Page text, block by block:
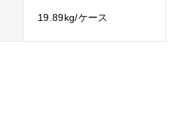
19.89kg/ケース